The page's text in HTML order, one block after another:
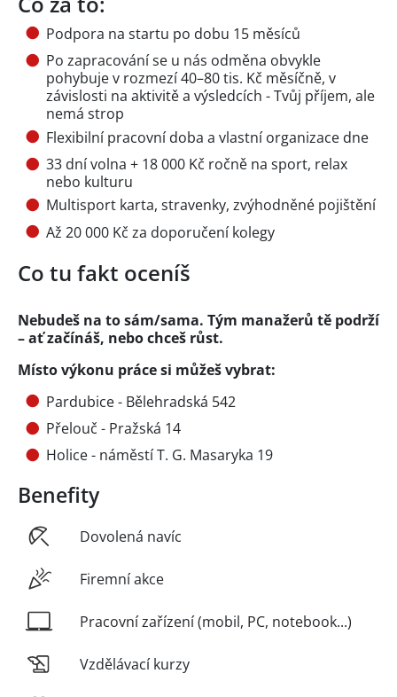
Podpora na startu po dobu 15 měsíců
Po zapracování se u nás odměna obvykle
pohybuje v rozmezí 40–80 tis. Kč měsíčně, v
závislosti na aktivitě a výsledcích - Tvůj příjem, ale
nemá strop
Flexibilní pracovní doba a vlastní organizace dne
33 dní volna + 18 000 Kč ročně na sport, relax
nebo kulturu
Multisport karta, stravenky, zvýhodněné pojištění
Až 20 000 Kč za doporučení kolegy
Co tu fakt oceníš
Nebudeš na to sám/sama. Tým manažerů tě podrží
– ať začínáš, nebo chceš růst.
Místo výkonu práce si můžeš vybrat:
Pardubice - Bělehradská 542
Přelouč - Pražská 14
Holice - náměstí T. G. Masaryka 19
Benefity
Dovolená navíc
Firemní akce
Pracovní zařízení (mobil, PC, notebook...)
Vzdělávací kurzy